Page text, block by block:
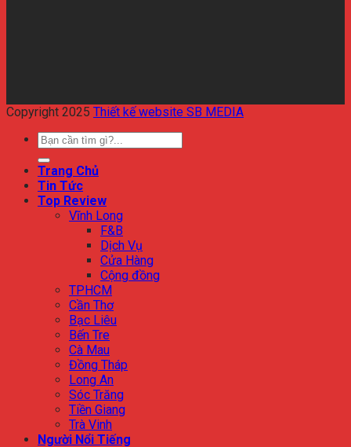
Copyright 2025 Thiết kế website SB MEDIA
Trang Chủ
Tin Tức
Top Review
Vĩnh Long
F&B
Dịch Vụ
Cửa Hàng
Cộng đồng
TPHCM
Cần Thơ
Bạc Liêu
Bến Tre
Cà Mau
Đồng Tháp
Long An
Sóc Trăng
Tiền Giang
Trà Vinh
Người Nổi Tiếng